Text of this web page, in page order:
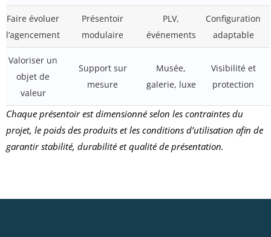
Faire évoluer
l’agencement
Présentoir
modulaire
PLV,
événements
Configuration
adaptable
Valoriser un
objet de
valeur
Support sur
mesure
Musée,
galerie, luxe
Visibilité et
protection
Chaque présentoir est dimensionné selon les contraintes du
projet, le poids des produits et les conditions d’utilisation afin de
garantir stabilité, durabilité et qualité de présentation.